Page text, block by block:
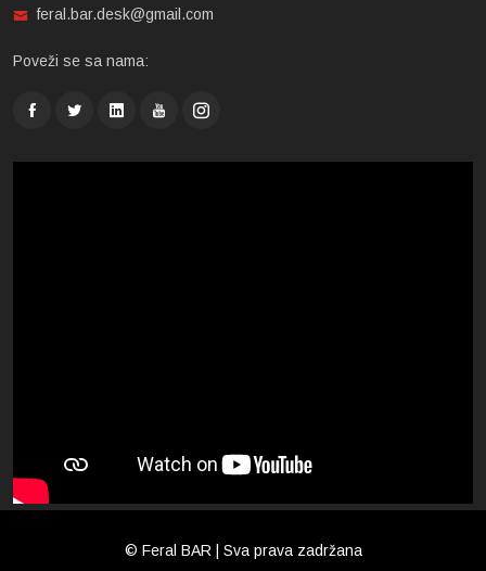
feral.bar.desk@gmail.com
Poveži se sa nama:
© Feral BAR | Sva prava zadržana